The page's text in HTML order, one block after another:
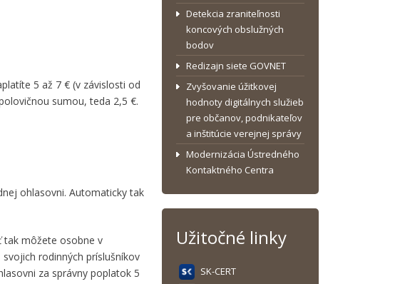
5 až 7 € (v závislosti od
sumou, teda 2,5 €.
ohlasovni. Automaticky tak
tak môžete osobne v
rodinných príslušníkov
za správny poplatok 5
Detekcia zraniteľnosti
koncových obslužných
bodov
Redizajn siete GOVNET
Zvyšovanie úžitkovej
hodnoty digitálnych služieb
pre občanov, podnikateľov
a inštitúcie verejnej správy
Modernizácia Ústredného
Kontaktného Centra
Užitočné linky
SK-CERT